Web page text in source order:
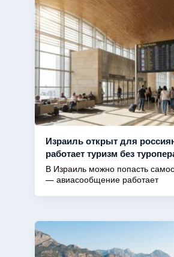
Израиль открыт для
работает туризм без
В Израиль можно попасть
— авиасообщение работает